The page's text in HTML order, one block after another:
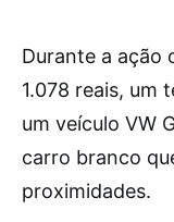
Durante a ação
1.078 reais, um
um veículo VW
carro branco
proximidades.